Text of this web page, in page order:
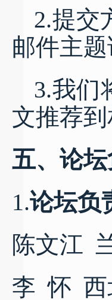
2.提交
邮件主
3.我们
文推荐到
五、论
1.论坛负
陈文江
李 怀